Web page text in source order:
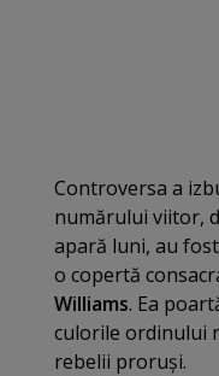
Controversa a
numărului viitor,
apară luni, au
o copertă
Williams. Ea
culorile ordinului
rebelii proruşi.